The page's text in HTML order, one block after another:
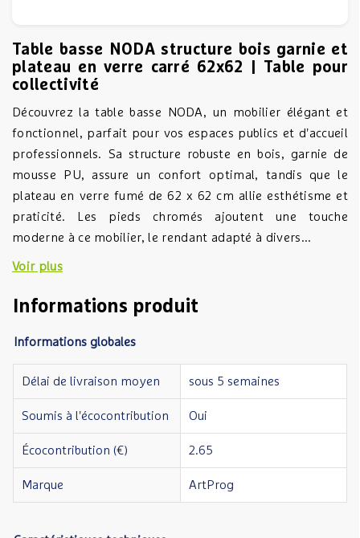
Table basse NODA structure bois garnie et
plateau en verre carré 62x62 | Table pour
collectivité
Découvrez la table basse NODA, un mobilier élégant et
fonctionnel, parfait pour vos espaces publics et d'accueil
professionnels. Sa structure robuste en bois, garnie de
mousse PU, assure un confort optimal, tandis que le
plateau en verre fumé de 62 x 62 cm allie esthétisme et
praticité. Les pieds chromés ajoutent une touche
moderne à ce mobilier, le rendant adapté à divers...
Voir plus
Informations produit
Informations globales
Délai de livraison moyen sous 5 semaines
Soumis à l'écocontribution Oui
Écocontribution (€) 2.65
Marque ArtProg